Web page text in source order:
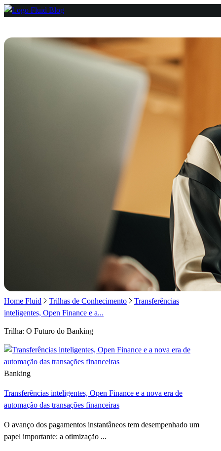
Home Fluid Trilhas de Conhecimento
Transferências
inteligentes, Open Finance e a...
Trilha: O Futuro do Banking
Banking
Transferências inteligentes, Open Finance e a nova era de
automação das transações financeiras
O avanço dos pagamentos instantâneos tem desempenhado um
papel importante: a otimização ...